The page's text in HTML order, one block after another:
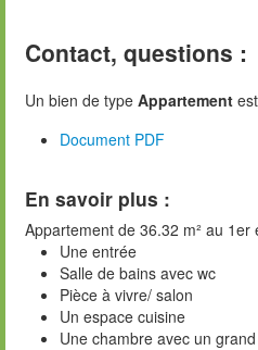
Contact, questions :
Un bien de type Appartement
Document PDF
En savoir plus :
Appartement de 36.32 m² au 1er
Une entrée
Salle de bains avec wc
Pièce à vivre/ salon
Un espace cuisine
Une chambre avec un